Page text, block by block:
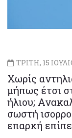
ΤΡΙΤΗ, 15
Χωρίς
μήπως έτσι
ήλιου;
σωστή
επαρκή